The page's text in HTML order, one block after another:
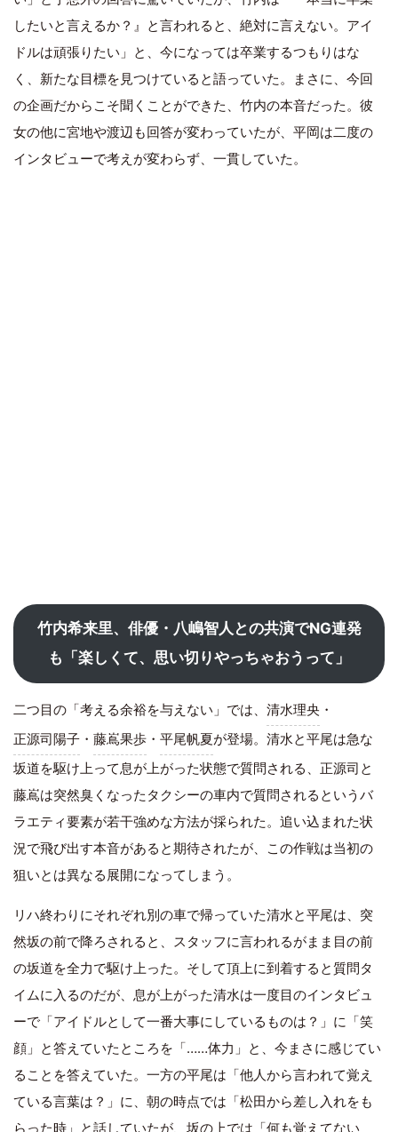
したいと言えるか？』と言われると、絶対に言えない。アイ
ドルは頑張りたい」と、今になっては卒業するつもりはな
く、新たな目標を見つけていると語っていた。まさに、今回
の企画だからこそ聞くことができた、竹内の本音だった。彼
女の他に宮地や渡辺も回答が変わっていたが、平岡は二度の
インタビューで考えが変わらず、一貫していた。
竹内希来里、俳優・八嶋智人との共演でNG連発
も「楽しくて、思い切りやっちゃおうって」
二つ目の「考える余裕を与えない」では、 清水理央 ・
正源司陽子 ・ 藤嶌果歩 ・ 平尾帆夏が登場。清水と平尾は急な
坂道を駆け上って息が上がった状態で質問される、正源司と
藤嶌は突然臭くなったタクシーの車内で質問されるというバ
ラエティ要素が若干強めな方法が採られた。追い込まれた状
況で飛び出す本音があると期待されたが、この作戦は当初の
狙いとは異なる展開になってしまう。
リハ終わりにそれぞれ別の車で帰っていた清水と平尾は、突
然坂の前で降ろされると、スタッフに言われるがまま目の前
の坂道を全力で駆け上った。そして頂上に到着すると質問タ
イムに入るのだが、息が上がった清水は一度目のインタビュ
ーで「アイドルとして一番大事にしているものは？」に「笑
顔」と答えていたところを「……体力」と、今まさに感じてい
ることを答えていた。一方の平尾は「他人から言われて覚え
ている言葉は？」に、朝の時点では「松田から差し入れをも
らった時」と話していたが、坂の上では「何も覚えてない